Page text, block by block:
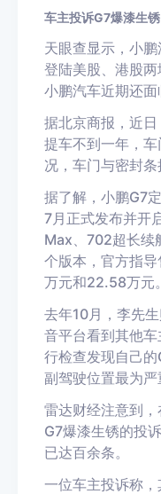
车主投诉G7爆漆生
天眼查显示，小
登陆美股、港股两
小鹏汽车近期还面
据北京商报，近日
提车不到一年，
况，车门与密封条
据了解，小鹏G7
7月正式发布并开
Max、702超长续
个版本，官方指
万元和22.58万元。
去年10月，李先
音平台看到其他
行检查发现自己
副驾驶位置最为严
雷达财经注意到
G7爆漆生锈的投
已达百余条。
一位车主投诉称